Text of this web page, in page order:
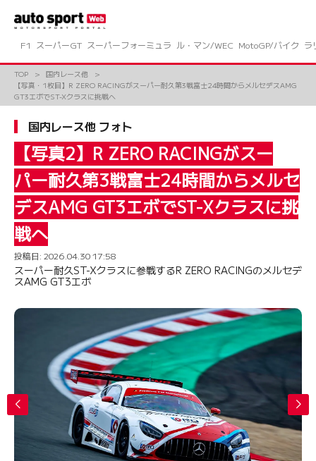
ツ
F1 スーパーGT スーパーフォーミュラ ル・マン/WEC MotoGP/バイク ラ
TOP
国内レース他
【写真・1枚目】R ZERO RACINGがスーパー耐久第3戦富士24時間からメルセデスAMG
GT3エボでST-Xクラスに挑戦へ
国内レース他 フォト
【写真2】R ZERO RACINGがスー
パー耐久第3戦富士24時間からメルセ
デスAMG GT3エボでST-Xクラスに挑
戦へ
投稿日: 2026.04.30 17:58
スーパー耐久ST-Xクラスに参戦するR ZERO RACINGのメルセデ
スAMG GT3エボ